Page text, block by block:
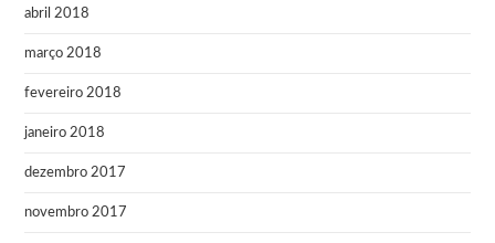
abril 2018
março 2018
fevereiro 2018
janeiro 2018
dezembro 2017
novembro 2017